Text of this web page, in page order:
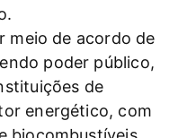
meio de acordo de
poder público,
de
energético, com